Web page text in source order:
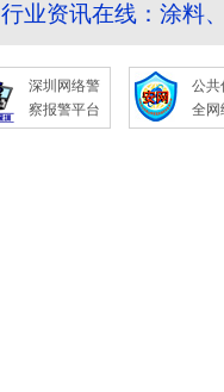
行业资讯在线：涂料
深圳网络警
察报警平台
公共
全网